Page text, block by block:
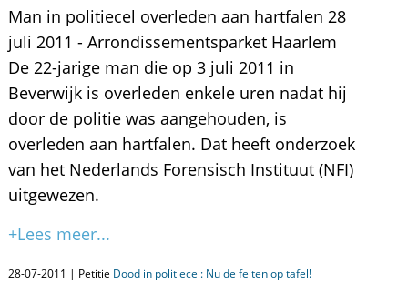
Man in politiecel overleden aan hartfalen 28
juli 2011 - Arrondissementsparket Haarlem
De 22-jarige man die op 3 juli 2011 in
Beverwijk is overleden enkele uren nadat hij
door de politie was aangehouden, is
overleden aan hartfalen. Dat heeft onderzoek
van het Nederlands Forensisch Instituut (NFI)
uitgewezen.
+Lees meer...
28-07-2011 | Petitie Dood in politiecel: Nu de feiten op tafel!